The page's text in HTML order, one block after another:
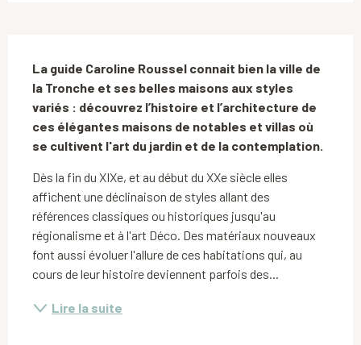
La guide Caroline Roussel connait bien la ville de
la Tronche et ses belles maisons aux styles
variés : découvrez l’histoire et l’architecture de
ces élégantes maisons de notables et villas où
se cultivent l'art du jardin et de la contemplation.
Dès la fin du XIXe, et au début du XXe siècle elles
affichent une déclinaison de styles allant des
références classiques ou historiques jusqu'au
régionalisme et à l'art Déco. Des matériaux nouveaux
font aussi évoluer l'allure de ces habitations qui, au
cours de leur histoire deviennent parfois des...
Lire la suite